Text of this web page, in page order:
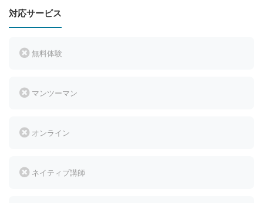
対応サービス
無料体験
マンツーマン
オンライン
ネイティブ講師